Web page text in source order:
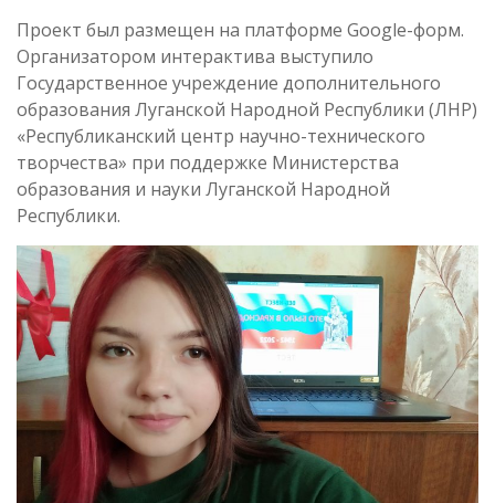
Проект был размещен на платформе Google-форм.
Организатором интерактива выступило
Государственное учреждение дополнительного
образования Луганской Народной Республики (ЛНР)
«Республиканский центр научно-технического
творчества» при поддержке Министерства
образования и науки Луганской Народной
Республики.